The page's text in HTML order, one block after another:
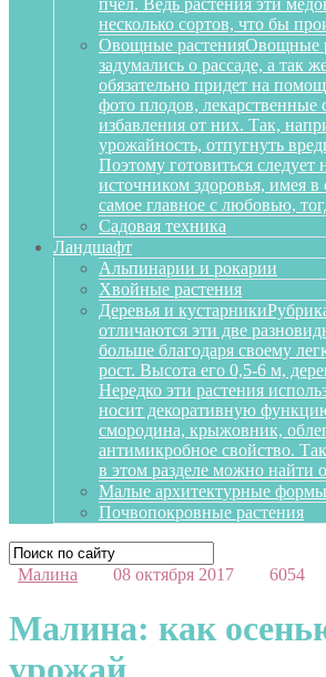
пчел. Ведь растения эти
несколько сортов, что бы
Овощные растенияОвощные
задумались о рассаде, а
обязательно придет на
фото плодов, лекарственные
избавления от них. Так,
урожайность, отпугнуть
Поэтому готовиться
источником здоровья, имея
самое главное с любовью,
Садовая техника
Ландшафт
Альпинарии и рокарии
Хвойные растения
Деревья и кустарники
отличаются эти две
больше благодаря своему
рост. Высота его 0,5-6 м,
Нередко эти растения
носит декоративную
смородина, крыжовник,
антимикробное свойство.
в этом разделе можно найти
Малые архитектурные формы
Почвопокровные растения
Малина 08 октября 2017 6054
Малина: как